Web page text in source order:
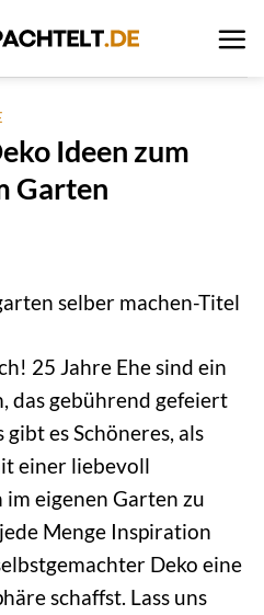
Ideen zum
Garten
25 Jahre Ehe sind ein
das gebührend gefeiert
es Schöneres, als
einer liebevoll
eigenen Garten zu
Menge Inspiration
Deko eine
schaffst. Lass uns